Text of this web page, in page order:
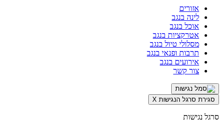
אזורים
לינה בנגב
אוכל בנגב
אטרקציות בנגב
מסלולי טיול בנגב
תרבות ופנאי בנגב
אירועים בנגב
צור קשר
סגירת סרגל הנגישות X
סרגל נגישות